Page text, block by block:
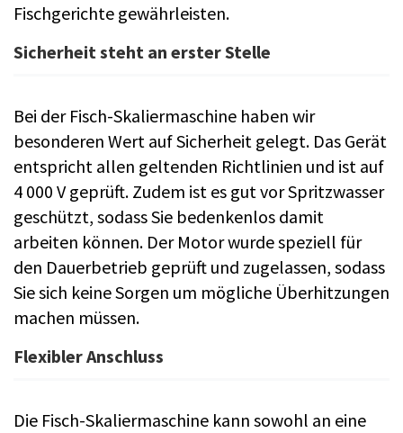
Fischgerichte gewährleisten.
Sicherheit steht an erster Stelle
Bei der Fisch-Skaliermaschine haben wir
besonderen Wert auf Sicherheit gelegt. Das Gerät
entspricht allen geltenden Richtlinien und ist auf
4 000 V geprüft. Zudem ist es gut vor Spritzwasser
geschützt, sodass Sie bedenkenlos damit
arbeiten können. Der Motor wurde speziell für
den Dauerbetrieb geprüft und zugelassen, sodass
Sie sich keine Sorgen um mögliche Überhitzungen
machen müssen.
Flexibler Anschluss
Die Fisch-Skaliermaschine kann sowohl an eine